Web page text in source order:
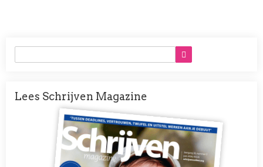
Lees Schrijven Magazine
Afbeelding